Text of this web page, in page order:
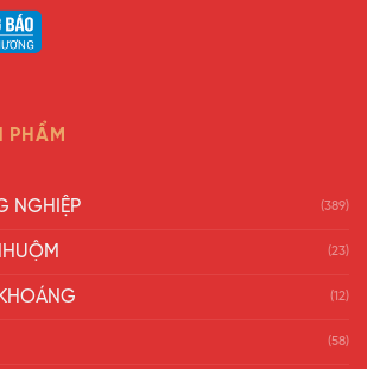
PHẨM
NGHIỆP (389)
(23)
(12)
(58)